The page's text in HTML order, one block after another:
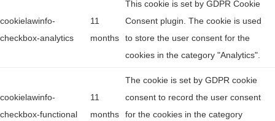
cookielawinfo-
checkbox-analytics
11
months
This cookie is set by GDPR Cookie
Consent plugin. The cookie is used
to store the user consent for the
cookies in the category "Analytics".
cookielawinfo-
checkbox-functional
11
months
The cookie is set by GDPR cookie
consent to record the user consent
for the cookies in the category